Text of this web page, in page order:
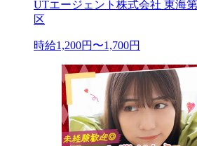
UTエージェント株式会社 東海
区
時給1,200円〜1,700円